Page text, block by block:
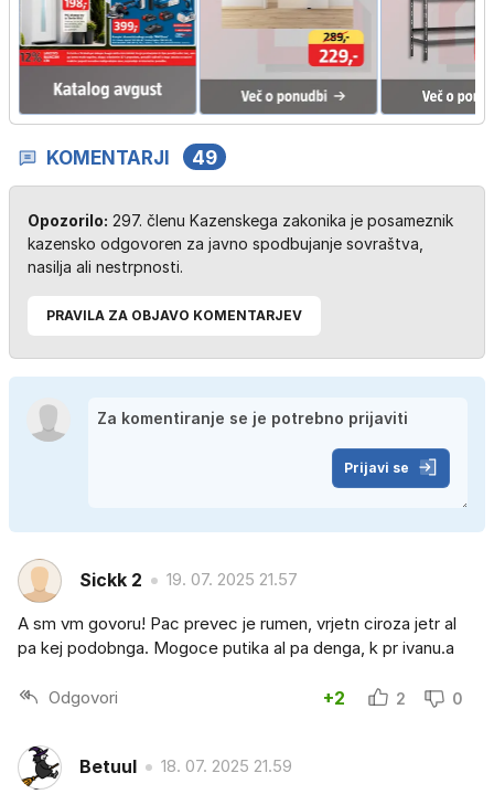
KOMENTARJI 49
Opozorilo: 297. členu Kazenskega zakonika je posameznik
kazensko odgovoren za javno spodbujanje sovraštva,
nasilja ali nestrpnosti.
PRAVILA ZA OBJAVO KOMENTARJEV
Prijavi se
Sickk 2 19. 07. 2025 21.57
A sm vm govoru! Pac prevec je rumen, vrjetn ciroza jetr al
pa kej podobnga. Mogoce putika al pa denga, k pr ivanu.a
Odgovori +2 2 0
Betuul 18. 07. 2025 21.59